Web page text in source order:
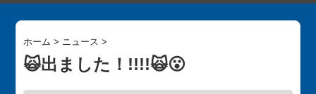
ホーム > ニュース >
🙀出ました！!!!!🙀😮